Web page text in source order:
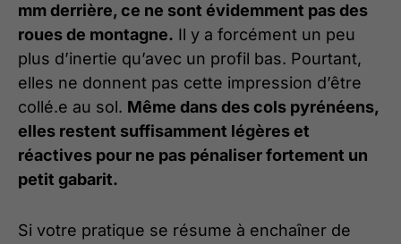
mm derrière, ce ne sont évidemment pas des
roues de montagne. Il y a forcément un peu
plus d’inertie qu’avec un profil bas. Pourtant,
elles ne donnent pas cette impression d’être
collé.e au sol. Même dans des cols pyrénéens,
elles restent suffisamment légères et
réactives pour ne pas pénaliser fortement un
petit gabarit.
Si votre pratique se résume à enchaîner de